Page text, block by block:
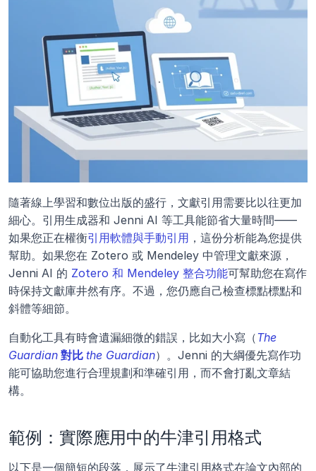
隨著線上學習和數位出版的盛行，文獻引用需要比以往更加
細心。引用生成器和 Jenni AI 等工具能節省大量時間——
如果您正在權衡引用軟體與手動引用 ，這份分析能為您提供
幫助。如果您在 Zotero 或 Mendeley 中管理文獻來源，
Jenni AI 的 Zotero 和 Mendeley 整合功能可幫助您在寫作
時保持文獻庫井然有序。不過，您仍應自己檢查標點標點和
斜體等細節。
自動化工具有時會遺漏細微的錯誤，比如大小寫（ The
Guardian 對比 the Guardian）。Jenni 的大綱優先寫作功
能可協助您進行合理規劃和準確引用，而不會打亂文章結
構。
範例：實際應用中的牛津引用格式
以下是一個簡短的段落，展示了牛津引用格式在論文內部的